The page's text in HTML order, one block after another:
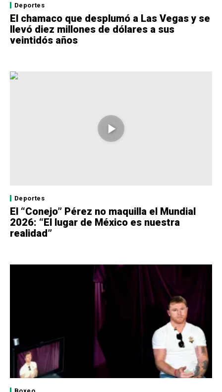
Deportes
El chamaco que desplumó a Las Vegas y se
llevó diez millones de dólares a sus
veintidós años
Deportes
El “Conejo” Pérez no maquilla el Mundial
2026: “El lugar de México es nuestra
realidad”